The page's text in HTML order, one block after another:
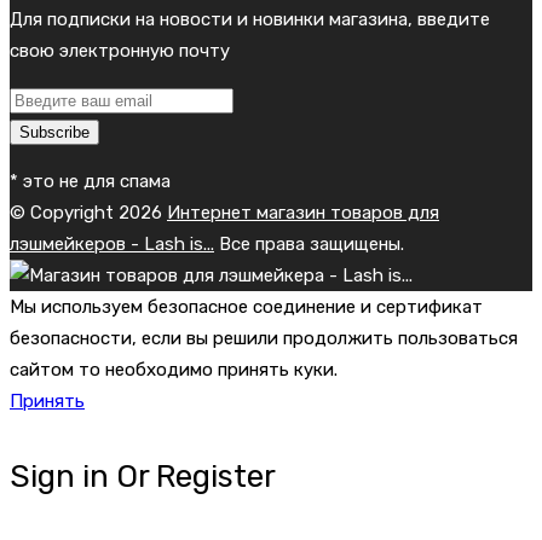
Для подписки на новости и новинки магазина, введите
свою электронную почту
Subscribe
* это не для спама
© Copyright 2026 Интернет магазин товаров для
лэшмейкеров - Lash is... Все права защищены.
Мы используем безопасное соединение и сертификат
безопасности, если вы решили продолжить пользоваться
сайтом то необходимо принять куки.
Принять
Sign in Or Register